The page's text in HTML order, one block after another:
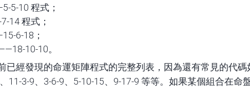
5-10 程式；
14 程式；
6-18；
10-10。
已經發現的命運矩陣程式的完整列表，因為還有常見的代碼
11-3-9、3-6-9、5-10-15、9-17-9 等等。如果某個組合在命